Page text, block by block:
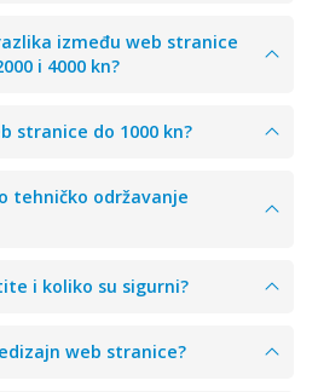
između web stranice
i 4000 kn?
stranice do 1000 kn?
tehničko održavanje
i koliko su sigurni?
web stranice?